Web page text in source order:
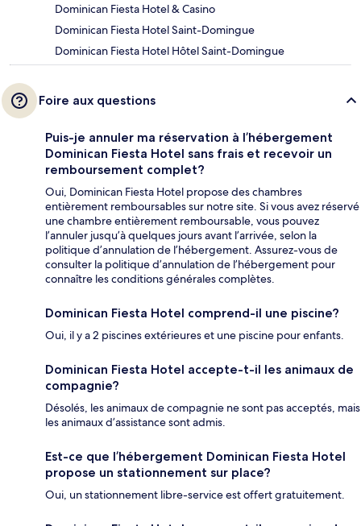
Dominican Fiesta Hotel & Casino
Dominican Fiesta Hotel Saint-Domingue
Dominican Fiesta Hotel Hôtel Saint-Domingue
Foire aux questions
Puis-je annuler ma réservation à l’hébergement
Dominican Fiesta Hotel sans frais et recevoir un
remboursement complet?
Oui, Dominican Fiesta Hotel propose des chambres
entièrement remboursables sur notre site. Si vous avez réservé
une chambre entièrement remboursable, vous pouvez
l’annuler jusqu’à quelques jours avant l’arrivée, selon la
politique d’annulation de l’hébergement. Assurez-vous de
consulter la politique d’annulation de l’hébergement pour
connaître les conditions générales complètes.
Dominican Fiesta Hotel comprend-il une piscine?
Oui, il y a 2 piscines extérieures et une piscine pour enfants.
Dominican Fiesta Hotel accepte-t-il les animaux de
compagnie?
Désolés, les animaux de compagnie ne sont pas acceptés, mais
les animaux d’assistance sont admis.
Est-ce que l’hébergement Dominican Fiesta Hotel
propose un stationnement sur place?
Oui, un stationnement libre-service est offert gratuitement.